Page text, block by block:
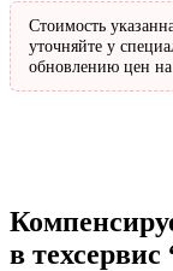
Стоимость
уточняйте у
обновлению цен на
в техсервис